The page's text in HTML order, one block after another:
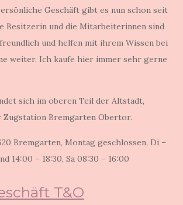
Geschäft gibt es nun schon seit
Besitzerin und die Mitarbeiterinnen sind
und helfen mit ihrem Wissen bei
weiter. Ich kaufe hier immer sehr gerne
sich im oberen Teil der Altstadt,
Zugstation Bremgarten Obertor.
Bremgarten, Montag geschlossen, Di –
14:00 – 18:30, Sa 08:30 – 16:00
T&O